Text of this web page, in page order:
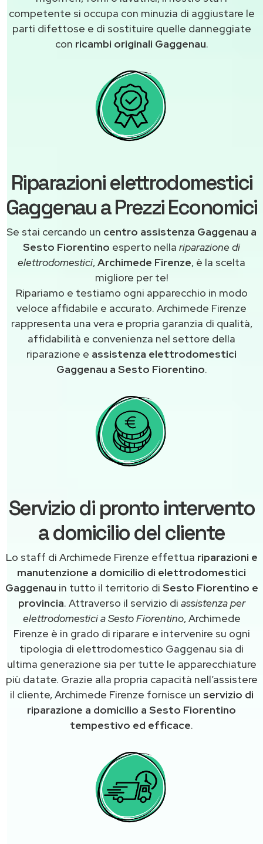
competente si occupa con minuzia di aggiustare le
parti difettose e di sostituire quelle danneggiate
con ricambi originali Gaggenau.
Riparazioni elettrodomestici
Gaggenau a Prezzi Economici
Se stai cercando un centro assistenza Gaggenau a
Sesto Fiorentino esperto nella riparazione di
elettrodomestici,Archimede Firenze, è la scelta
migliore per te!
Ripariamo e testiamo ogni apparecchio in modo
veloce affidabile e accurato. Archimede Firenze
rappresenta una vera e propria garanzia di qualità,
affidabilità e convenienza nel settore della
riparazione e assistenza elettrodomestici
Gaggenau a Sesto Fiorentino.
Servizio di pronto intervento
a domicilio del cliente
Lo staff di Archimede Firenze effettua riparazioni e
manutenzione a domicilio di elettrodomestici
Gaggenau in tutto il territorio di Sesto Fiorentino e
provincia. Attraverso il servizio di assistenza per
elettrodomestici a Sesto Fiorentino, Archimede
Firenze è in grado di riparare e intervenire su ogni
tipologia di elettrodomestico Gaggenau sia di
ultima generazione sia per tutte le apparecchiature
più datate. Grazie alla propria capacità nell’assistere
il cliente, Archimede Firenze fornisce un servizio di
riparazione a domicilio a Sesto Fiorentino
tempestivo ed efficace.